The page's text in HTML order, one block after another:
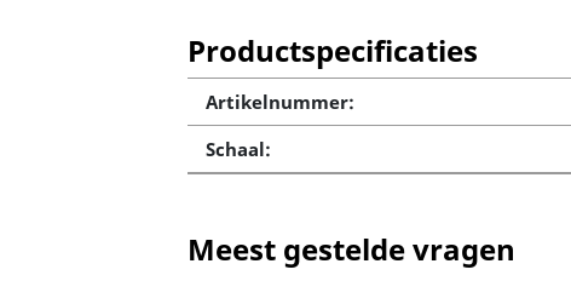
Productspecificaties
Artikelnummer:
Schaal:
Meest gestelde vragen